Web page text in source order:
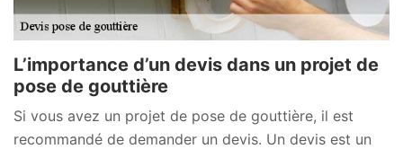
L’importance d’un devis dans un projet de
pose de gouttière
Si vous avez un projet de pose de gouttière, il est
recommandé de demander un devis. Un devis est un